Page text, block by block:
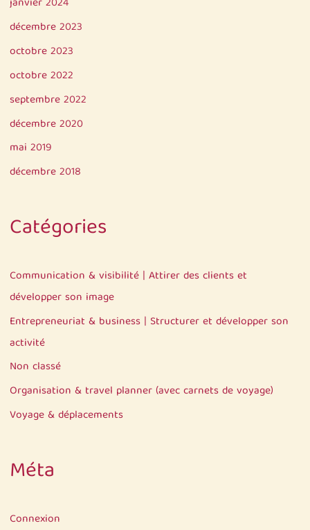
décembre 2023
octobre 2023
octobre 2022
septembre 2022
décembre 2020
mai 2019
décembre 2018
Catégories
Communication & visibilité | Attirer des clients et
développer son image
Entrepreneuriat & business | Structurer et développer son
activité
Non classé
Organisation & travel planner (avec carnets de voyage)
Voyage & déplacements
Méta
Connexion